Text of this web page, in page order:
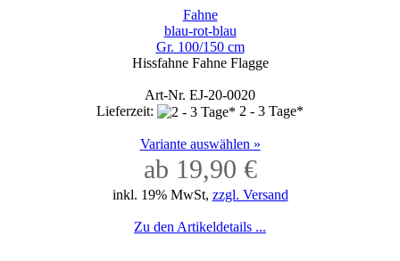
Fahne
blau-rot-blau
Gr. 100/150 cm
Hissfahne Fahne Flagge
Art-Nr. EJ-20-0020
Lieferzeit:
2 - 3 Tage*
Variante auswählen »
ab 19,90 €
inkl. 19% MwSt, zzgl. Versand
Zu den Artikeldetails ...